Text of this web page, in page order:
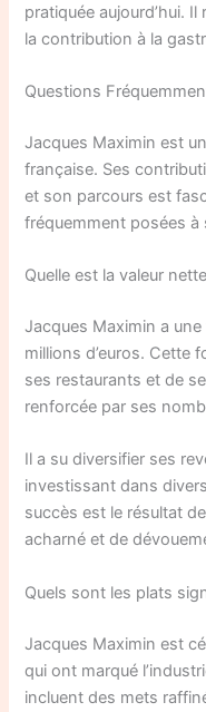
pratiquée aujourd’hui.
la contribution à la
Questions
Jacques Maximin est
française. Ses
et son parcours est
fréquemment posées à
Quelle est la valeur
Jacques Maximin a
millions d’euros. Cette
ses restaurants et de
renforcée par ses
Il a su diversifier ses
investissant dans
succès est le résultat
acharné et de
Quels sont les plats
Jacques Maximin est
qui ont marqué
incluent des mets